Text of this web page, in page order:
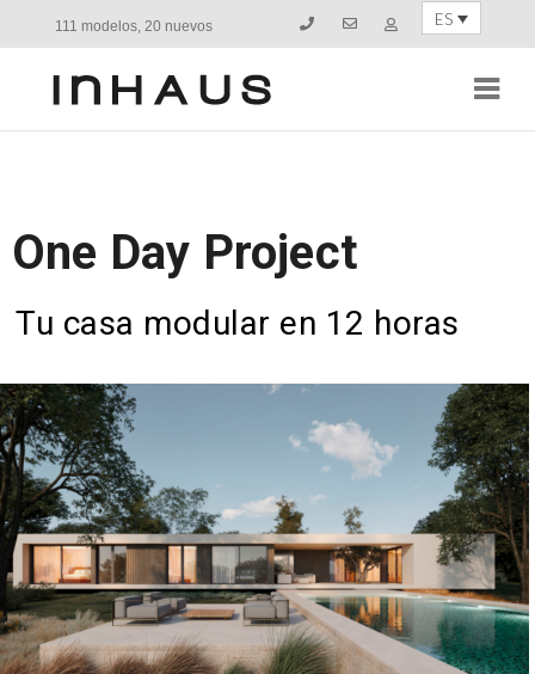
111 modelos, 20 nuevos ES
One Day Project
Tu casa modular en 12 horas